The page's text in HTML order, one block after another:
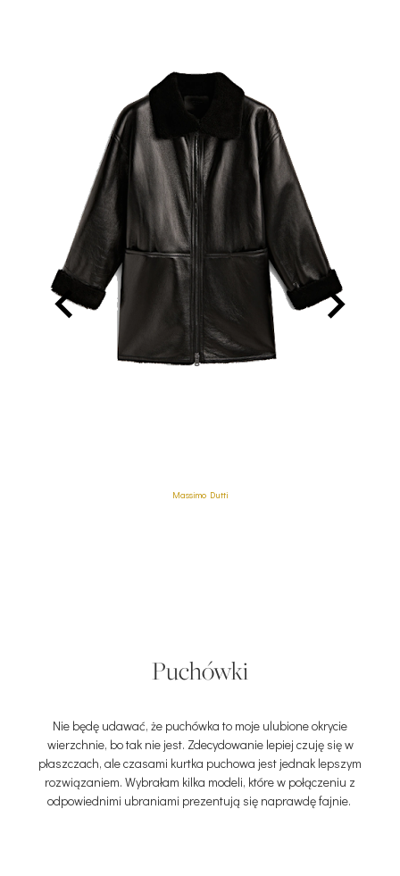
Massimo Dutti
Puchówki
Nie będę udawać, że puchówka to moje ulubione okrycie
wierzchnie, bo tak nie jest. Zdecydowanie lepiej czuję się w
płaszczach, ale czasami kurtka puchowa jest jednak lepszym
rozwiązaniem. Wybrałam kilka modeli, które w połączeniu z
odpowiednimi ubraniami prezentują się naprawdę fajnie.